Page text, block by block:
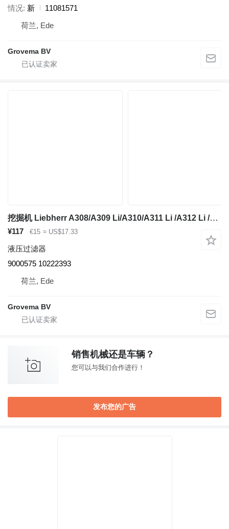
情况 新
11081571
荷兰, Ede
Grovema BV
挖掘机 Liebherr A308/A309 Li/A310/A311 Li /A312 Li /A314 Li 的 液压过滤器 Liebherr Sight Glass 9000575
¥117 €15 ≈ US$17.33
液压过滤器
9000575 10222393
荷兰, Ede
Grovema BV
销售机械还是车辆？
您可以与我们合作进行！
发布您的广告